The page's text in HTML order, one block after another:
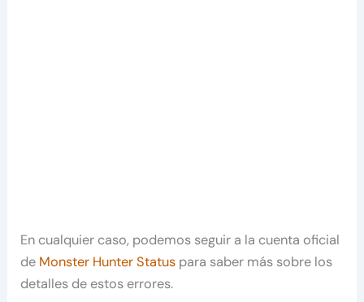
En cualquier caso, podemos seguir a la cuenta oficial
de Monster Hunter Status para saber más sobre los
detalles de estos errores.